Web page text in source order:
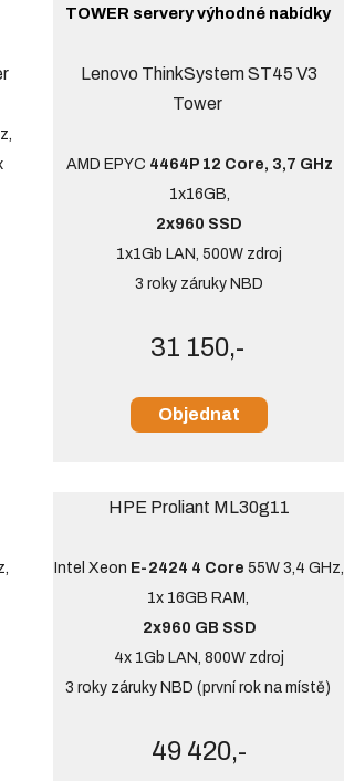
TOWER servery výhodné nabídky
Lenovo ThinkSystem ST45 V3
Tower
AMD EPYC 4464P 12 Core, 3,7 GHz
1x16GB,
2x960 SSD
1x1Gb LAN, 500W zdroj
3 roky záruky NBD
31 150,-
Objednat
HPE Proliant ML30g11
Intel Xeon E-2424 4 Core 55W 3,4 GHz,
1x 16GB RAM,
2x960 GB SSD
4x 1Gb LAN, 800W zdroj
3 roky záruky NBD (první rok na místě)
49 420,-